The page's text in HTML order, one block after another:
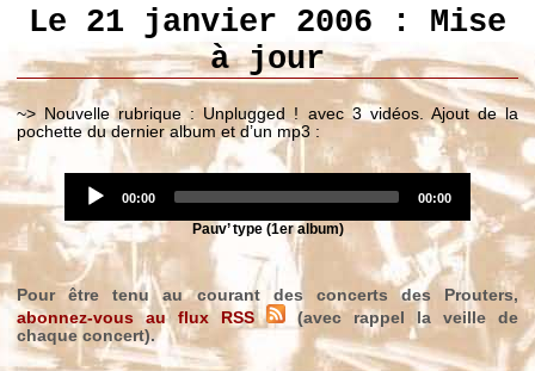
Le 21 janvier 2006 : Mise
à jour
~> Nouvelle rubrique : Unplugged ! avec 3 vidéos. Ajout de la
pochette du dernier album et d’un mp3 :
Player
Current
00:00
Total
duration
00:00
Pauv’ type (1er album)
Pour être tenu au courant des concerts des Prouters,
abonnez-vous au flux RSS
(avec rappel la veille de
chaque concert).